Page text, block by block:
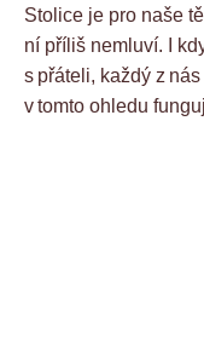
Stolice je pro naše
ní příliš nemluví. I
s přáteli, každý z
v tomto ohledu